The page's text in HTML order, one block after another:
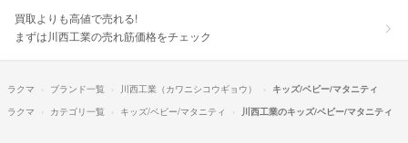
買取よりも高値で売れる!
まずは川西工業の売れ筋価格をチェック
ラクマ ブランド一覧 川西工業（カワニシコウギョウ）
キッズ/ベビー/マタニティ
ラクマ
カテゴリ一覧 キッズ/ベビー/マタニティ 川西工業のキッズ/ベビー/マタニティ